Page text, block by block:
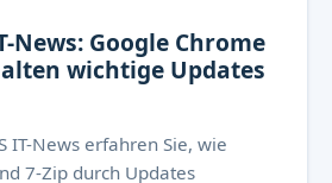
News: Google Chrome
wichtige Updates
IT-News erfahren Sie, wie
7-Zip durch Updates